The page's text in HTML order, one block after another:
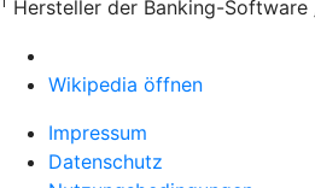
Hersteller der Banking-Software
Wikipedia öffnen
Impressum
Datenschutz